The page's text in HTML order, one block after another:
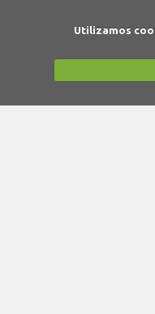
Utilizamos